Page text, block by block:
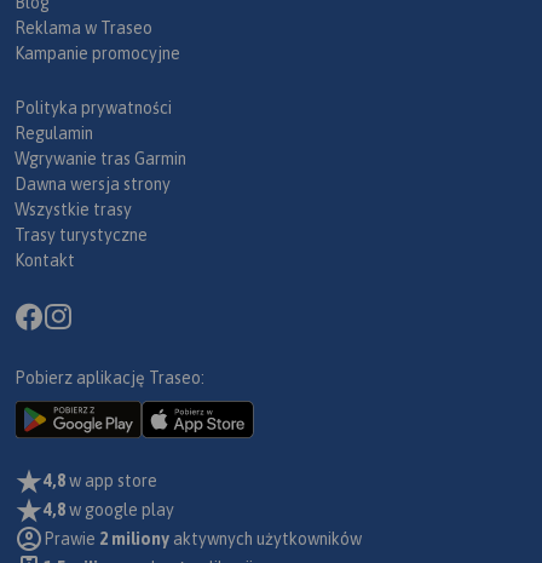
Reklama w Traseo
Kampanie promocyjne
Polityka prywatności
Regulamin
Wgrywanie tras Garmin
Dawna wersja strony
Wszystkie trasy
Trasy turystyczne
Kontakt
Pobierz aplikację Traseo:
4,8w app store
4,8w google play
Prawie 2 miliony aktywnych użytkowników